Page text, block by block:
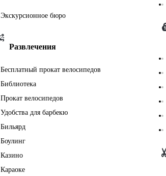
Экскурсионное бюро
Развлечения
Бесплатный прокат велосипедов
Библиотека
Прокат велосипедов
Удобства для барбекю
Бильярд
Боулинг
Казино
Караоке